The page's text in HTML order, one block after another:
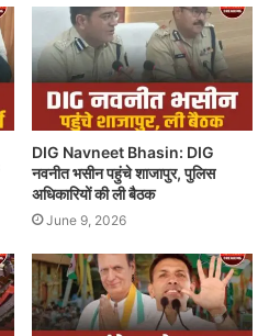
DIG Navneet Bhasin: DIG
नवनीत भसीन पहुंचे शाजापुर, पुलिस
अधिकारियों की ली बैठक
June 9, 2026